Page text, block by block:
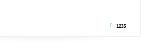
1235